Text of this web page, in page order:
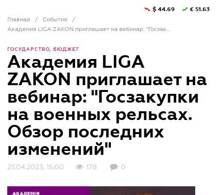
Главная / События
/
Академия LIGA ZAKON приглашает на вебинар: "Госзакупки на военных рельсах. Обзор последних изменений"
$ 44.69 € 51.63
ГОСУДАРСТВО, БЮДЖЕТ
Академия LIGA
ZAKON приглашает на
вебинар: "Госзакупки
на военных рельсах.
Обзор последних
изменений"
25.04.2023, 15:00 178 0